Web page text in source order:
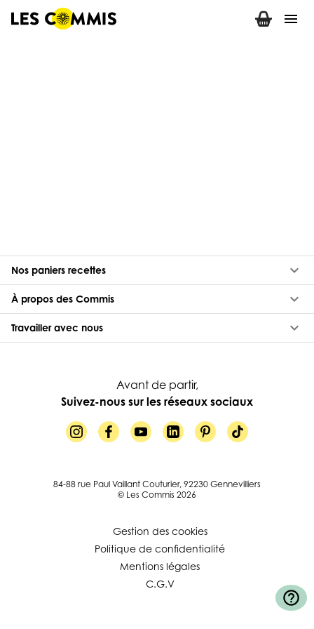
menu
Nos paniers recettes keyboard_arrow_down
À propos des Commis keyboard_arrow_down
Travailler avec nous keyboard_arrow_down
Avant de partir,
Suivez-nous sur les réseaux sociaux
84-88 rue Paul Vaillant Couturier, 92230 Gennevilliers
© Les Commis 2026
Gestion des cookies
Politique de confidentialité
Mentions légales
C.G.V
help_outline